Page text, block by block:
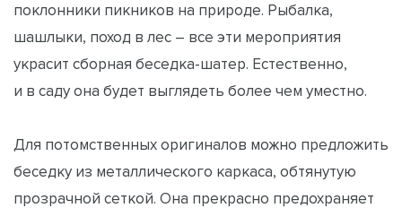
поклонники пикников на природе. Рыбалка,
шашлыки, поход в лес – все эти мероприятия
украсит сборная беседка-шатер. Естественно,
и в саду она будет выглядеть более чем уместно.
Для потомственных оригиналов можно предложить
беседку из металлического каркаса, обтянутую
прозрачной сеткой. Она прекрасно предохраняет